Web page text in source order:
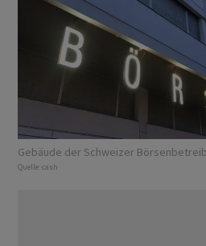
Gebäude der Schweizer
Quelle: cash